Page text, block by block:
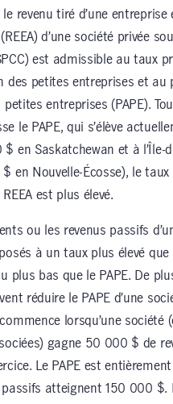
le revenu tiré d’une entreprise
d’une société privée
est admissible au taux
des petites entreprises et au
petites entreprises (PAPE).
le PAPE, qui s’élève
en Saskatchewan et à l’Île-
en Nouvelle-Écosse), le taux
est plus élevé.
ou les revenus passifs
à un taux plus élevé que
plus bas que le PAPE. De
réduire le PAPE d’une
lorsqu’une société
gagne 50 000 $ de
Le PAPE est
passifs atteignent 150 000 $.